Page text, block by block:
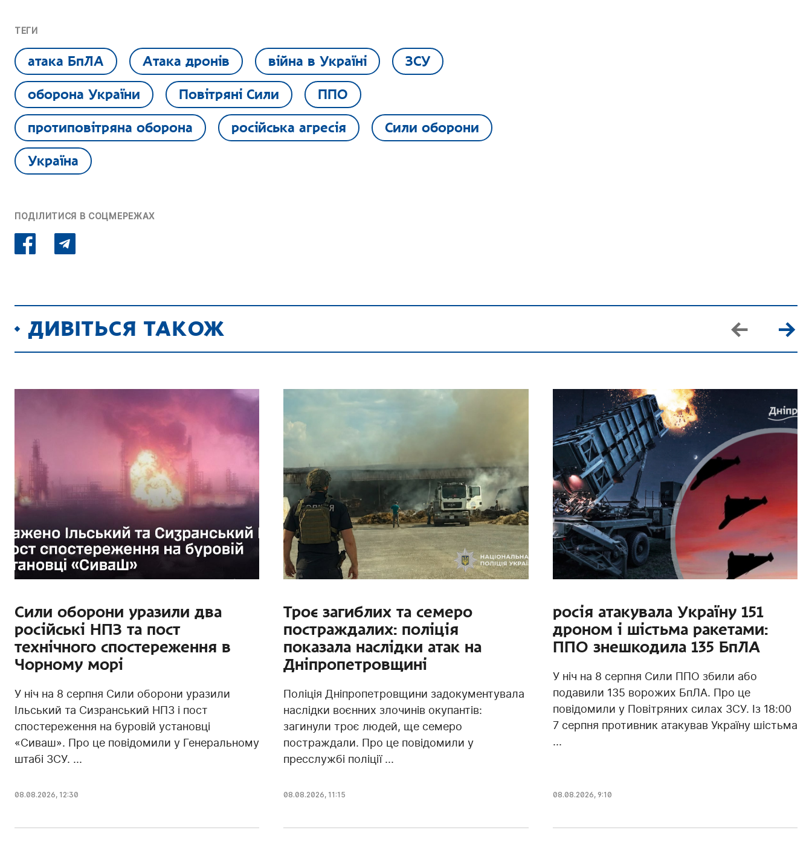
ТЕГИ
атака БпЛА Атака дронів війна в Україні ЗСУ
оборона України Повітряні Сили ППО
протиповітряна оборона російська агресія Сили оборони
Україна
ПОДІЛИТИСЯ В СОЦМЕРЕЖАХ
ДИВІТЬСЯ ТАКОЖ
Сили оборони уразили два
російські НПЗ та пост
технічного спостереження в
Чорному морі
У ніч на 8 серпня Сили оборони уразили
Ільський та Сизранський НПЗ і пост
спостереження на буровій установці
«Сиваш». Про це повідомили у Генеральному
штабі ЗСУ. ...
08.08.2026, 12:30
Троє загиблих та семеро
постраждалих: поліція
показала наслідки атак на
Дніпропетровщині
Поліція Дніпропетровщини задокументувала
наслідки воєнних злочинів окупантів:
загинули троє людей, ще семеро
постраждали. Про це повідомили у
пресслужбі поліції ...
08.08.2026, 11:15
росія атакувала Україну 151
дроном і шістьма ракетами:
ППО знешкодила 135 БпЛА
У ніч на 8 серпня Сили ППО збили або
подавили 135 ворожих БпЛА. Про це
повідомили у Повітряних силах ЗСУ. Із 18:00
7 серпня противник атакував Україну шістьма
...
08.08.2026, 9:10